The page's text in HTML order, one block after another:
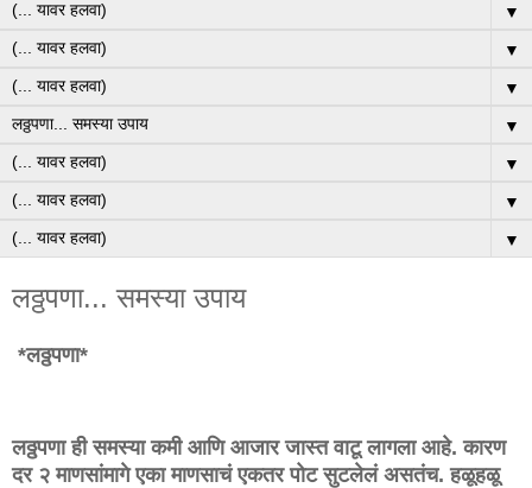
▼
▼
▼
▼
▼
▼
▼
लठ्ठपणा... समस्या उपाय
*लठ्ठपणा*
लठ्ठपणा ही समस्या कमी आणि आजार जास्त वाटू लागला आहे. कारण
दर २ माणसांमागे एका माणसाचं एकतर पोट सुटलेलं असतंच. हळूहळू